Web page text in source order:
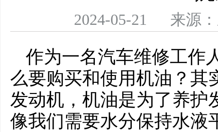
2024-05-21 来源
作为一名汽车维修工作
么要购买和使用机油？其
发动机，机油是为了养护
像我们需要水分保持水液